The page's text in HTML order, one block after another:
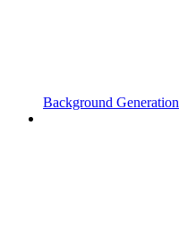
Background Generation